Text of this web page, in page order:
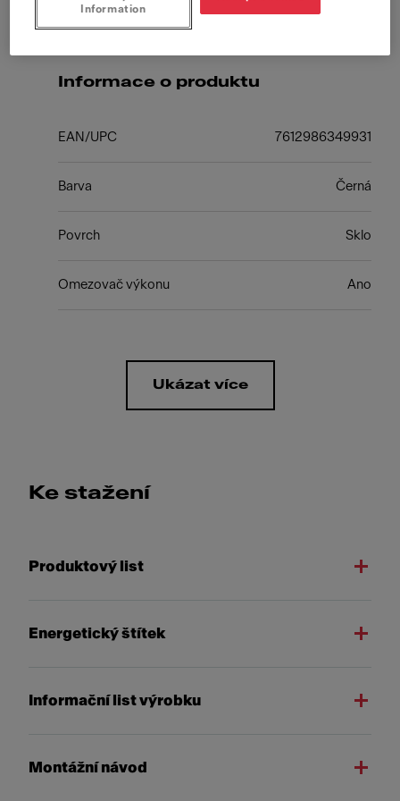
Informace o produktu
EAN/UPC 7612986349931
Barva Černá
Povrch Sklo
Omezovač výkonu Ano
Ukázat více
Ke stažení
Produktový list
Energetický štítek
Informační list výrobku
Montážní návod
Information